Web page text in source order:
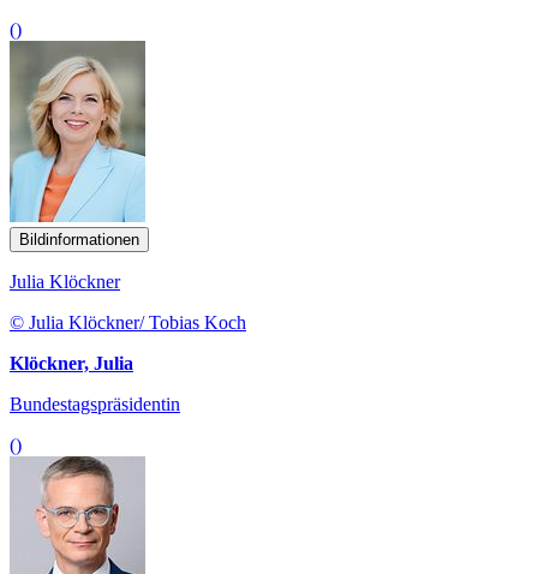
()
Bildinformationen
Julia Klöckner
© Julia Klöckner/ Tobias Koch
Klöckner, Julia
Bundestagspräsidentin
()